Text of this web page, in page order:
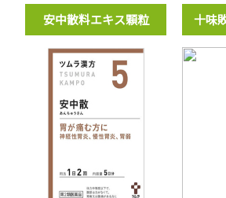
安中散料エキス顆粒 十味